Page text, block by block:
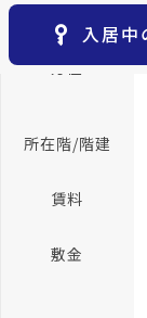
検索条件
閲覧履歴
ご購入の流れ
key_vertical 入居中
方位
所在階/階建
賃料
敷金